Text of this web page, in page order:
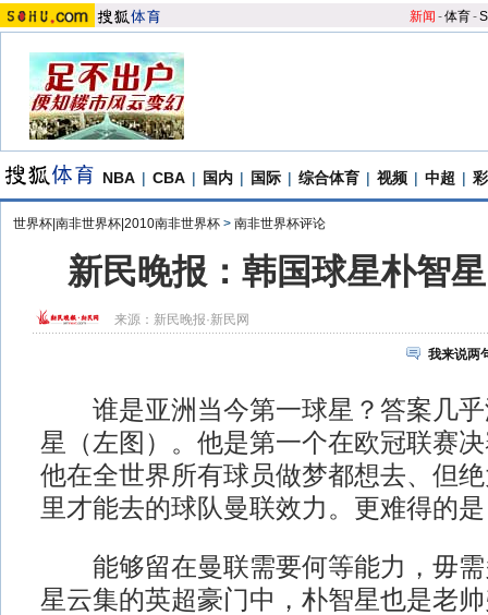
新闻 -体育-S
NBA | CBA | 国内 | 国际 | 综合体育 | 视频 | 中超 |
世界杯|南非世界杯|2010南非世界杯 > 南非世界杯评论
新民晚报：韩国球星朴智
来源： 新民晚报·新民网
我来说两
谁是亚洲当今第一球星？答案几
星（左图）。他是第一个在欧冠联赛
他在全世界所有球员做梦都想去、但
里才能去的球队曼联效力。更难得的
能够留在曼联需要何等能力，毋需
星云集的英超豪门中，朴智星也是老